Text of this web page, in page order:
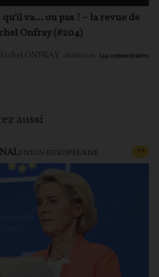
va… ou pas ! – la revue de
Onfray (#204)
ONFRAY 08/08/2026 144commentaires
aussi
UNION EUROPÉENNE FP